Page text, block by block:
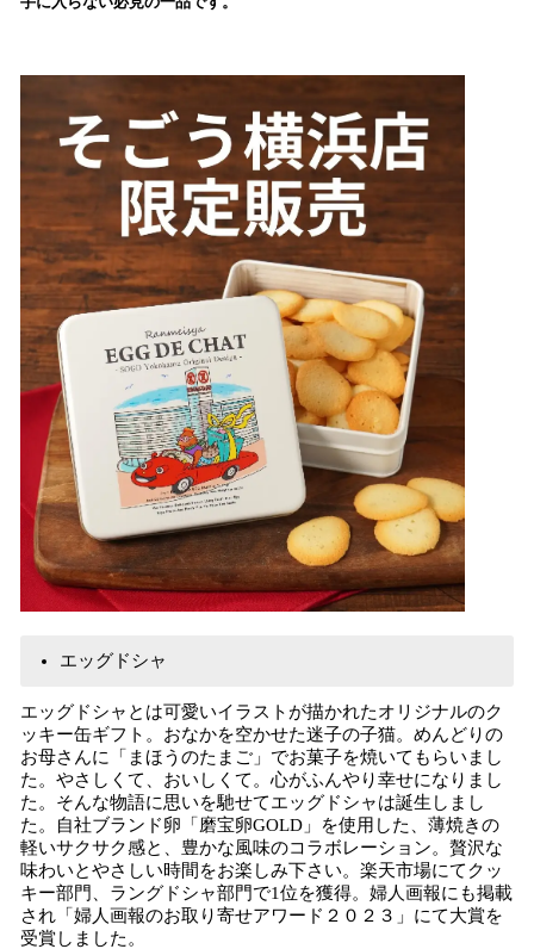
中
エッグドシャ
エッグドシャとは可愛いイラストが描かれたオリジナルのク
ッキー缶ギフト。おなかを空かせた迷子の子猫。めんどりの
お母さんに「まほうのたまご」でお菓子を焼いてもらいまし
た。やさしくて、おいしくて。心がふんやり幸せになりまし
た。そんな物語に思いを馳せてエッグドシャは誕生しまし
た。自社ブランド卵「磨宝卵GOLD」を使用した、薄焼きの
軽いサクサク感と、豊かな風味のコラボレーション。贅沢な
味わいとやさしい時間をお楽しみ下さい。楽天市場にてクッ
キー部門、ラングドシャ部門で1位を獲得。婦人画報にも掲載
され「婦人画報のお取り寄せアワード２０２３」にて大賞を
受賞しました。